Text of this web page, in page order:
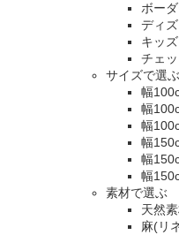
ボー
ディ
キッ
チェ
サイズで選ぶ
幅
幅
幅
幅
幅
幅
素材で選ぶ
天然
麻(リ